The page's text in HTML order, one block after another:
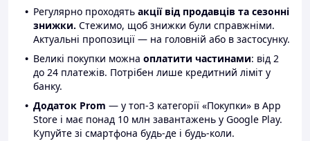
Регулярно проходять акції від продавців та сезонні
знижки. Стежимо, щоб знижки були справжніми.
Актуальні пропозиції — на головній або в застосунку.
Великі покупки можна оплатити частинами: від 2
до 24 платежів. Потрібен лише кредитний ліміт у
банку.
Додаток Prom — у топ-3 категорії «Покупки» в App
Store і має понад 10 млн завантажень у Google Play.
Купуйте зі смартфона будь-де і будь-коли.